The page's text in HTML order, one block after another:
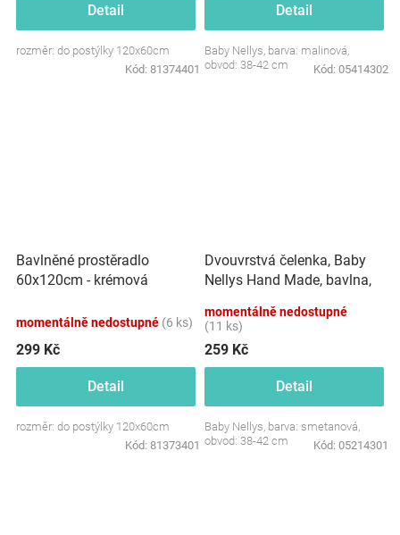
Detail
rozměr: do postýlky 120x60cm
Kód: 81374401
Detail
Baby Nellys, barva: malinová,
obvod: 38-42 cm
Kód: 05414302
Bavlněné prostěradlo
60x120cm - krémová
momentálně nedostupné (6 ks)
299 Kč
Detail
rozměr: do postýlky 120x60cm
Kód: 81373401
Dvouvrstvá čelenka, Baby
Nellys Hand Made, bavlna,
80/98
momentálně nedostupné
(11 ks)
259 Kč
Detail
Baby Nellys, barva: smetanová,
obvod: 38-42 cm
Kód: 05214301